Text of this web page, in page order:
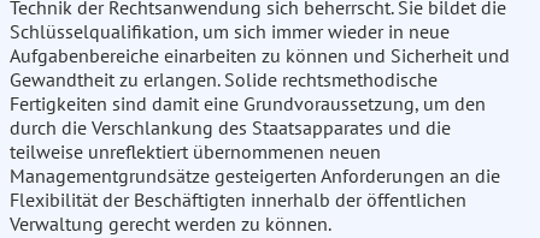
Technik der Rechtsanwendung sich beherrscht. Sie bildet die
Schlüsselqualifikation, um sich immer wieder in neue
Aufgabenbereiche einarbeiten zu können und Sicherheit und
Gewandtheit zu erlangen. Solide rechtsmethodische
Fertigkeiten sind damit eine Grundvoraussetzung, um den
durch die Verschlankung des Staatsapparates und die
teilweise unreflektiert übernommenen neuen
Managementgrundsätze gesteigerten Anforderungen an die
Flexibilität der Beschäftigten innerhalb der öffentlichen
Verwaltung gerecht werden zu können.